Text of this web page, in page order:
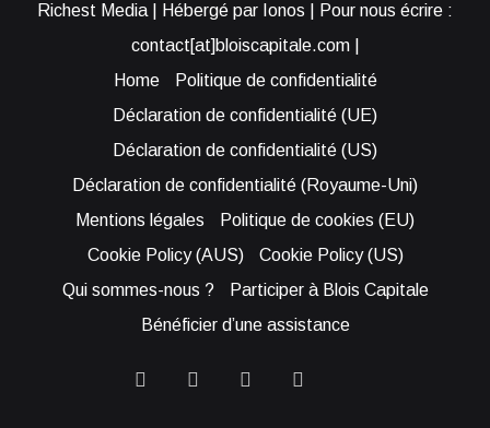
Richest Media | Hébergé par Ionos | Pour nous écrire :
contact[at]bloiscapitale.com |
Home
Politique de confidentialité
Déclaration de confidentialité (UE)
Déclaration de confidentialité (US)
Déclaration de confidentialité (Royaume-Uni)
Mentions légales
Politique de cookies (EU)
Cookie Policy (AUS)
Cookie Policy (US)
Qui sommes-nous ?
Participer à Blois Capitale
Bénéficier d’une assistance
FacebookYouTubeInstagram